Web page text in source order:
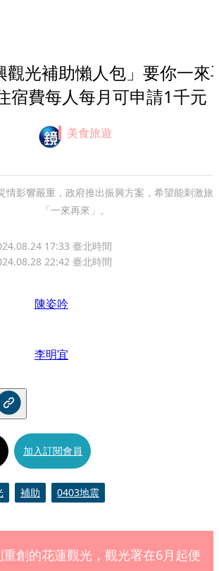
觀光補助懶人包」要你一來
費每人每月可申請1千元
美食旅遊
情影響嚴重，政府推出振興方案，希望能刺激旅
「一來再來」。
17:33 臺北時間
22:42 臺北時間
陳姿吟
李明宜
加入訂閱會員
補助 0403地震
創的花蓮觀光，觀光署在6月起便